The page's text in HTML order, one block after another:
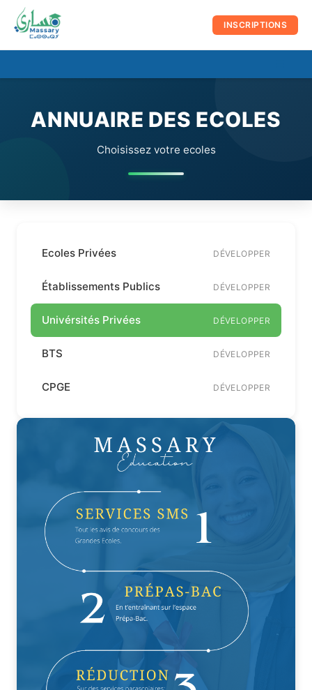
contenu
INSCRIPTIONS
ANNUAIRE DES ECOLES
Choisissez votre ecoles
Ecoles Privées DÉVELOPPER
Établissements Publics DÉVELOPPER
Univérsités Privées DÉVELOPPER
BTS DÉVELOPPER
CPGE DÉVELOPPER